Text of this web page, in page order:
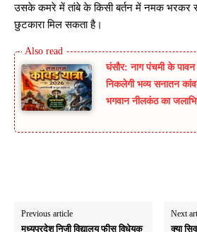
उसके कमरे में तांबे के किसी बर्तन में नमक भरकर
छुटकारा मिल सकता है।
घंसौर: नाग पंचमी के
निकलेगी भव्य सनातन
भगवान नीलकंठ का
Previous article
मध्यप्रदेश निजी विद्यालय फीस विधेयक
Next
क्या